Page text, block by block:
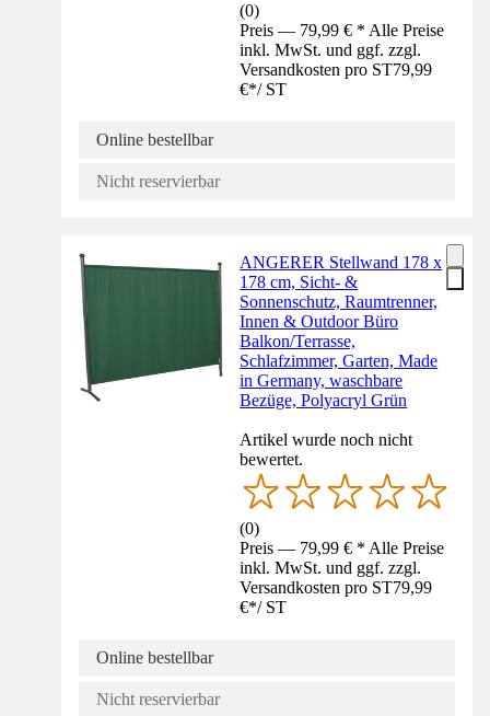
(0)
Preis — 79,99 € * Alle Preise
inkl. MwSt. und ggf. zzgl.
Versandkosten pro ST79,99
€*/ ST
Online bestellbar
Nicht reservierbar
ANGERER Stellwand 178 x
178 cm, Sicht- &
Sonnenschutz, Raumtrenner,
Innen & Outdoor Büro
Balkon/Terrasse,
Schlafzimmer, Garten, Made
in Germany, waschbare
Bezüge, Polyacryl Grün
Artikel wurde noch nicht
bewertet.
(0)
Preis — 79,99 € * Alle Preise
inkl. MwSt. und ggf. zzgl.
Versandkosten pro ST79,99
€*/ ST
Online bestellbar
Nicht reservierbar